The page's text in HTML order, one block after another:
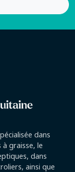
dans
à graisse, le
dans
ainsi que